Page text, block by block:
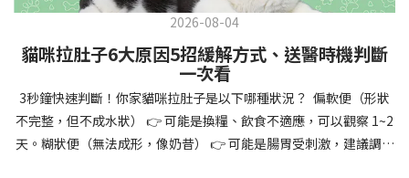
創造更和諧的相處模式。培養社交技能與適應能力及早接觸各種環
境和刺激，能幫助幼犬成長為自信穩定的成犬。適當的社會化訓練
讓牠們學會如何與其他狗狗、動物和人類和平相處，減少恐懼或攻
擊行為。這種適應能力使幼犬未來能從容面對獸醫檢查、美容
salon、寄宿或旅行等各種情境，大大提升生活品質。 訓練幼犬不只
是教會指令，更是塑造性格和習慣的過程！ 透過耐心且一致的訓
練，你不僅能擁有一隻聽話的好狗狗，更能建立起相互尊重的終身
2026-08-04
貓咪拉肚子6大原因5招緩解方式、送醫時機判斷
一次看
3秒鐘快速判斷！你家貓咪拉肚子是以下哪種狀況？ 偏軟便（形狀
不完整，但不成水狀） 👉 可能是換糧、飲食不適應，可以觀察 1~2
天。糊狀便（無法成形，像奶昔） 👉 可能是腸胃受刺激，建議調整